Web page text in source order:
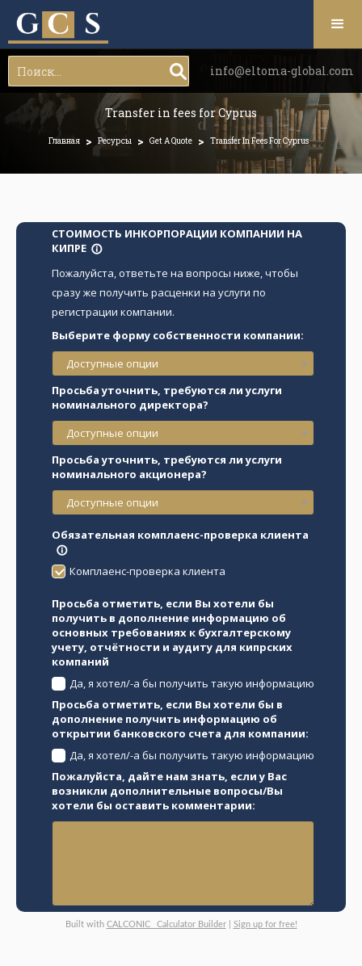
info@eltoma-global.com
Transfer in fees for Cyprus
Главная > Ресурсы > Get A Quote > Transfer In Fees For Cyprus
СТОИМОСТЬ ИНКОРПОРАЦИИ КОМПАНИИ НА
КИПРЕ info_outline
Пожалуйста, ответьте на вопросы ниже, чтобы
сразу же получить расценки на услуги по
регистрации компании.
Выберите форму собственности компании:
Доступные опции
Просьба уточнить, требуются ли услуги
номинального директора?
Доступные опции
Просьба уточнить, требуются ли услуги
номинального акционера?
Доступные опции
Обязательная комплаенс-проверка клиента
info_outline
Комплаенс-проверка клиента
Просьба отметить, если Вы хотели бы
получить в дополнение информацию об
основных требованиях к бухгалтерскому
учету, отчётности и аудиту для кипрских
компаний
Да, я хотел/-а бы получить такую информацию
Просьба отметить, если Вы хотели бы в
дополнение получить информацию об
открытии банковского счета для компании:
Да, я хотел/-а бы получить такую информацию
Пожалуйста, дайте нам знать, если у Вас
возникли дополнительные вопросы/Вы
хотели бы оставить комментарии:
Built with CALCONIC_ Calculator Builder| Sign up for free!